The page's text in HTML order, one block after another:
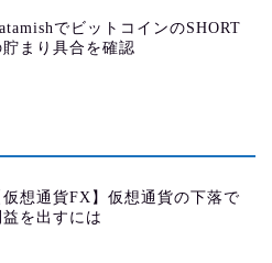
でビットコインのSHORT
貯まり具合を確認
仮想通貨FX】仮想通貨の下落で
益を出すには